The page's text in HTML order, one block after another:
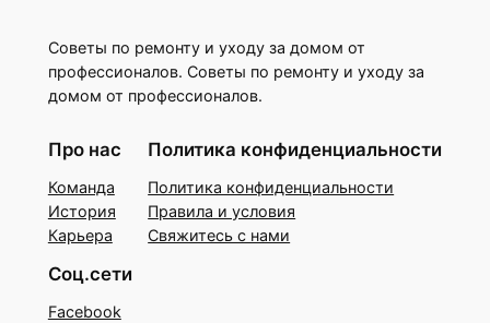
Советы по ремонту и уходу за домом от
профессионалов. Советы по ремонту и уходу за
домом от профессионалов.
Про нас
Команда
История
Карьера
Политика конфиденциальности
Политика конфиденциальности
Правила и условия
Свяжитесь с нами
Соц.сети
Facebook